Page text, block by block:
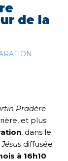
de la
Pradère
et plus
, dans le
diffusée
à 16h10.